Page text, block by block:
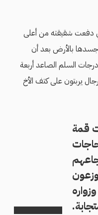
دفعت شقيقته من أعلى
جسدها بالأرض بعد أن
السلم الصاعد أربعة
يربتون على كتف الأخ
قمة